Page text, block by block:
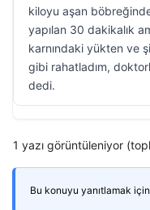
kiloyu aşan
yapılan 30 dakikalık
karnındaki yükten ve
gibi rahatladım,
dedi.
1 yazı görüntüleniyor
Bu konuyu yanıtlamak için